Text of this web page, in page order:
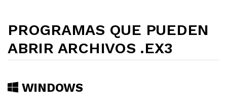
PROGRAMAS QUE PUEDEN
ABRIR ARCHIVOS .EX3
WINDOWS